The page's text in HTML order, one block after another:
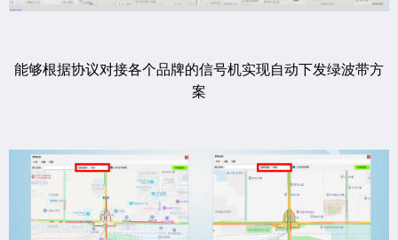
能够根据协议对接各个品牌的信号机实现自动下发绿波带方
案